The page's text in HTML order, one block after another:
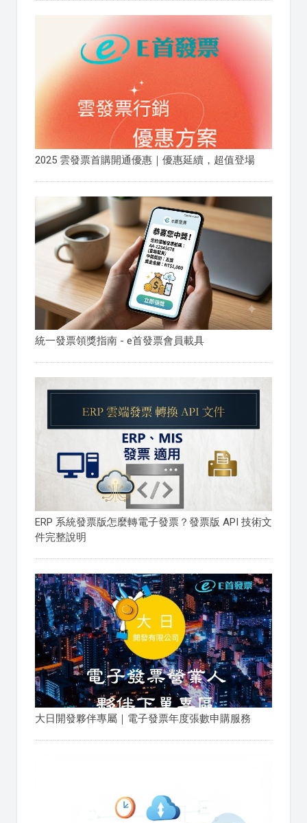
2025 雲發票首購開通優惠｜優惠延續，超值登場
統一發票領獎指南 - e首發票會員載具
ERP 系統發票版怎麼轉電子發票？發票版 API 技術文
件完整說明
大日開發夥伴專屬｜電子發票年度張數申購服務